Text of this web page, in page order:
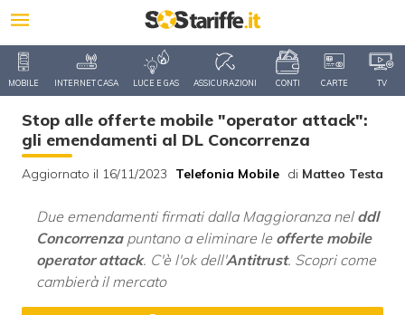
MOBILE INTERNET CASA LUCE E GAS ASSICURAZIONI CONTI CARTE TV
Stop alle offerte mobile "operator attack":
gli emendamenti al DL Concorrenza
Aggiornato il 16/11/2023 Telefonia Mobile di Matteo Testa
Due emendamenti firmati dalla Maggioranza nel ddl
Concorrenzapuntano a eliminare le offerte mobile
operator attack. C'è l'ok dell'Antitrust. Scopri come
cambierà il mercato